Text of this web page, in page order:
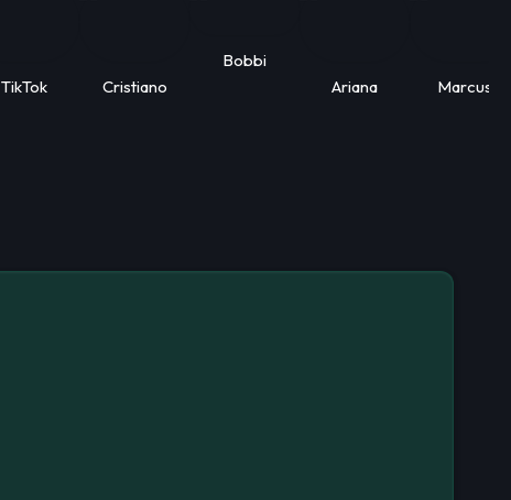
TikTok Cristiano
Bobbi
Ariana
Marcus